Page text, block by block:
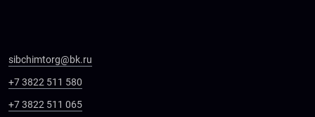
sibchimtorg@bk.ru
+7 3822 511 580
+7 3822 511 065